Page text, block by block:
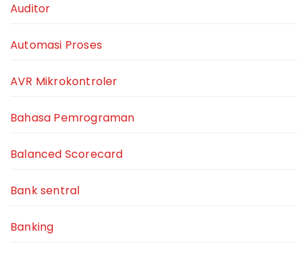
Auditor
Automasi Proses
AVR Mikrokontroler
Bahasa Pemrograman
Balanced Scorecard
Bank sentral
Banking